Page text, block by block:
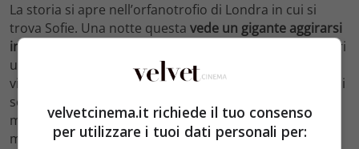
La storia si apre nell’orfanotrofio di Londra in cui si
trova Sofie. Una notte questa vede un gigante aggirarsi
in città
armeggiando con i suoi attrezzi vicino agli esseri
umani. Una volta notata perché ancora sveglia, Sofie
viene rapita dal gigante e portata nella sua caverna. Qui
scopre che
il GGG è l’unico gigante buono al mondo
mentre tutti gli altri si nutrono di carne umana e sono
malvagi.
velvetcinema.it richiede il tuo consenso
per utilizzare i tuoi dati personali per: